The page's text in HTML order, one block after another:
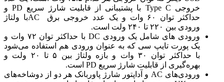
خروجی Type C با پشتیبانی از قابلیت شارژ سریع PD و
حداکثر توان ۶۰ وات و یک عدد خروجی برق ACبا ولتاژ
ورودی بین ۲۲۰ تا ۲۴۰ ولت است.
ورودی های شامل یک ورودی DC با حداکثر توان ۷۲ وات و
یک پورت تایپ سی که به عنوان ورودی هم استفاده می‌شود
با حداکثر توان ۳۰ وات و بازه ولتاژ بین ۵ تا ۲۰ ولت و
بهره‌گیری از قابلیت شارژ سریع PD است.
ورودی‌های AC و آداپتور شارژ پاوربانک هر دو از دوشاخه‌های